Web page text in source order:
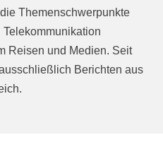
Themenschwerpunkte
Reisen und Medien. Seit
Berichten aus